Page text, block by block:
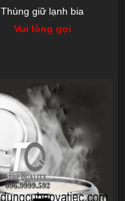
Thùng giữ lạnh bia
Vui lòng gọi